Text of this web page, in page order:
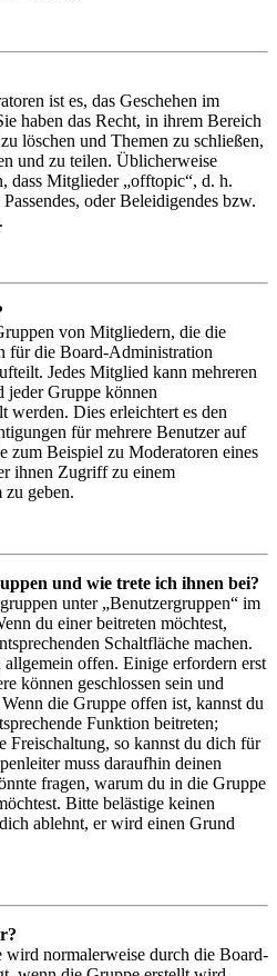
ist es, das Geschehen im
haben das Recht, in ihrem Bereich
löschen und Themen zu schließen,
und zu teilen. Üblicherweise
dass Mitglieder „offtopic“, d. h.
oder Beleidigendes bzw.
von Mitgliedern, die die
für die Board-Administration
Jedes Mitglied kann mehreren
jeder Gruppe können
werden. Dies erleichtert es den
für mehrere Benutzer auf
zum Beispiel zu Moderatoren eines
ihnen Zugriff zu einem
geben.
und wie trete ich ihnen bei?
unter „Benutzergruppen“ im
du einer beitreten möchtest,
Schaltfläche machen.
offen. Einige erfordern erst
können geschlossen sein und
die Gruppe offen ist, kannst du
Funktion beitreten;
Freischaltung, so kannst du dich für
muss daraufhin deinen
fragen, warum du in die Gruppe
Bitte belästige keinen
ablehnt, er wird einen Grund
normalerweise durch die Board-